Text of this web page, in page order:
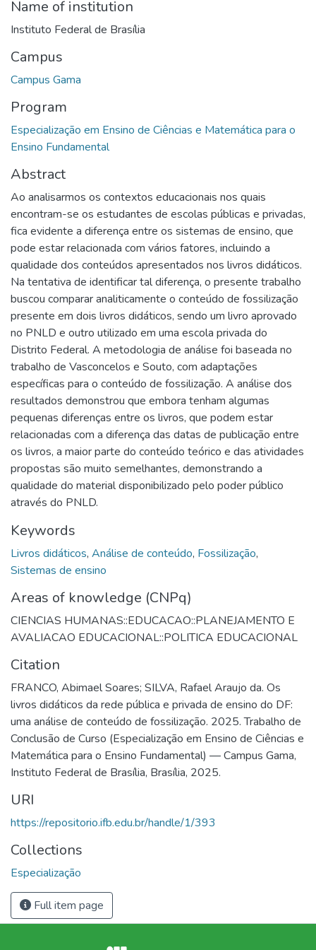
Name of institution
Instituto Federal de Brasília
Campus
Campus Gama
Program
Especialização em Ensino de Ciências e Matemática para o
Ensino Fundamental
Abstract
Ao analisarmos os contextos educacionais nos quais
encontram-se os estudantes de escolas públicas e privadas,
fica evidente a diferença entre os sistemas de ensino, que
pode estar relacionada com vários fatores, incluindo a
qualidade dos conteúdos apresentados nos livros didáticos.
Na tentativa de identificar tal diferença, o presente trabalho
buscou comparar analiticamente o conteúdo de fossilização
presente em dois livros didáticos, sendo um livro aprovado
no PNLD e outro utilizado em uma escola privada do
Distrito Federal. A metodologia de análise foi baseada no
trabalho de Vasconcelos e Souto, com adaptações
específicas para o conteúdo de fossilização. A análise dos
resultados demonstrou que embora tenham algumas
pequenas diferenças entre os livros, que podem estar
relacionadas com a diferença das datas de publicação entre
os livros, a maior parte do conteúdo teórico e das atividades
propostas são muito semelhantes, demonstrando a
qualidade do material disponibilizado pelo poder público
através do PNLD.
Keywords
Livros didáticos, Análise de conteúdo, Fossilização,
Sistemas de ensino
Areas of knowledge (CNPq)
CIENCIAS HUMANAS::EDUCACAO::PLANEJAMENTO E
AVALIACAO EDUCACIONAL::POLITICA EDUCACIONAL
Citation
FRANCO, Abimael Soares; SILVA, Rafael Araujo da. Os
livros didáticos da rede pública e privada de ensino do DF:
uma análise de conteúdo de fossilização. 2025. Trabalho de
Conclusão de Curso (Especialização em Ensino de Ciências e
Matemática para o Ensino Fundamental) — Campus Gama,
Instituto Federal de Brasília, Brasília, 2025.
URI
https://repositorio.ifb.edu.br/handle/1/393
Collections
Especialização
Full item page